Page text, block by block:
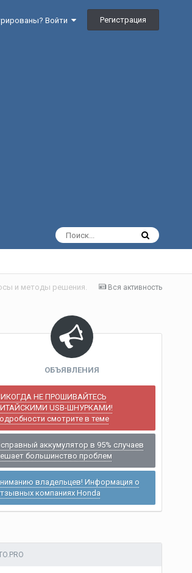
Войти Регистрация
Вся активность
и методы решения.
ОБЪЯВЛЕНИЯ
НЕ ПРОШИВАЙТЕСЬ
USB-ШНУРКАМИ!
смотрите в теме
аккумулятор в 95% случаев
большинство проблем
владельцев! Информация о
компаниях Honda